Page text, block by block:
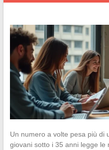
Un numero a volte pesa più di
giovani sotto i 35 anni legge le